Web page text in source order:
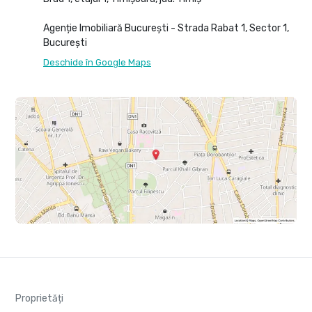
Agenție Imobiliară București - Strada Rabat 1, Sector 1,
București
Deschide în Google Maps
Proprietăți